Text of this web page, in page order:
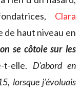
Clara
de haut niveau en
on se côtoie sur les
t-elle. D’abord en
lorsque j’évoluais